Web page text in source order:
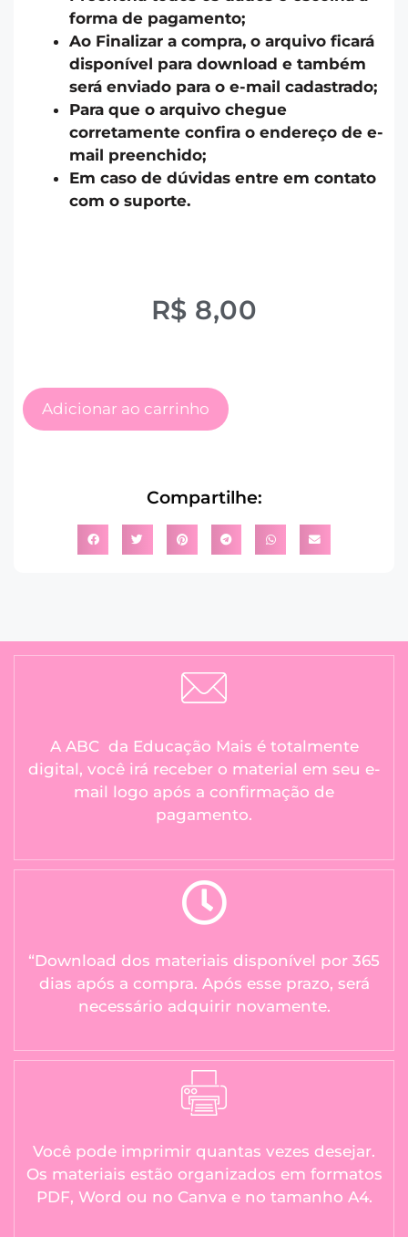
forma de pagamento;
Ao Finalizar a compra, o arquivo ficará
disponível para download e também
será enviado para o e-mail cadastrado;
Para que o arquivo chegue
corretamente confira o endereço de e-
mail preenchido;
Em caso de dúvidas entre em contato
com o suporte.
R$ 8,00
Adicionar ao carrinho
Compartilhe:
A ABC da Educação Mais é totalmente
digital, você irá receber o material em seu e-
mail logo após a confirmação de
pagamento.
“Download dos materiais disponível por 365
dias após a compra. Após esse prazo, será
necessário adquirir novamente.
Você pode imprimir quantas vezes desejar.
Os materiais estão organizados em formatos
PDF, Word ou no Canva e no tamanho A4.